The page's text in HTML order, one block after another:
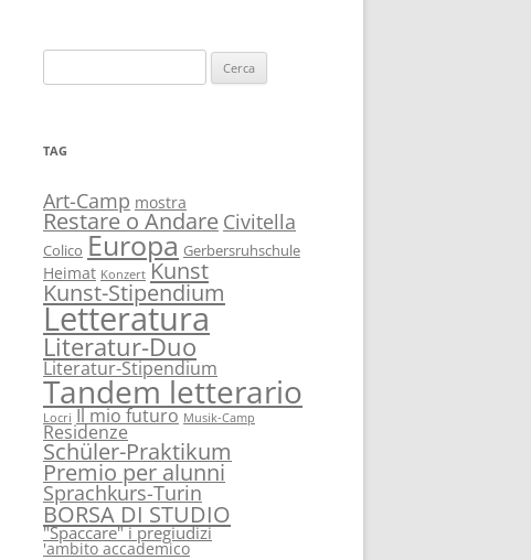
per:
TAG
Art-Camp mostra
Restare o Andare Civitella
Colico Europa Gerbersruhschule
Heimat Konzert Kunst
Kunst-Stipendium
Letteratura
Literatur-Duo
Literatur-Stipendium
Tandem letterario
Locri Il mio futuro Musik-Camp
Residenze
Schüler-Praktikum
Premio per alunni
Sprachkurs-Turin
BORSA DI STUDIO
"Spaccare" i pregiudizi
'ambito accademico